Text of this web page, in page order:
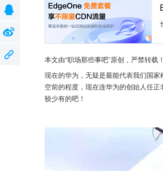
本文由“职场那些事吧”原创，严禁转载！
现在的华为，无疑是最能代表我们国
空前的程度，现在连华为的创始人任
较少有的吧！